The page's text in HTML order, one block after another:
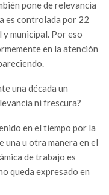
pone de relevancia
es controlada por 22
municipal. Por eso
en la atención
una década un
ni frescura?
en el tiempo por la
una u otra manera en el
de trabajo es
queda expresado en